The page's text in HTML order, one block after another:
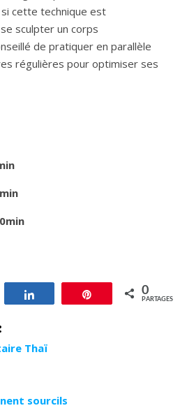
si cette technique est
sculpter un corps
de pratiquer en parallèle
régulières pour optimiser ses
Épingle 0
PARTAGES
Thaï
sourcils